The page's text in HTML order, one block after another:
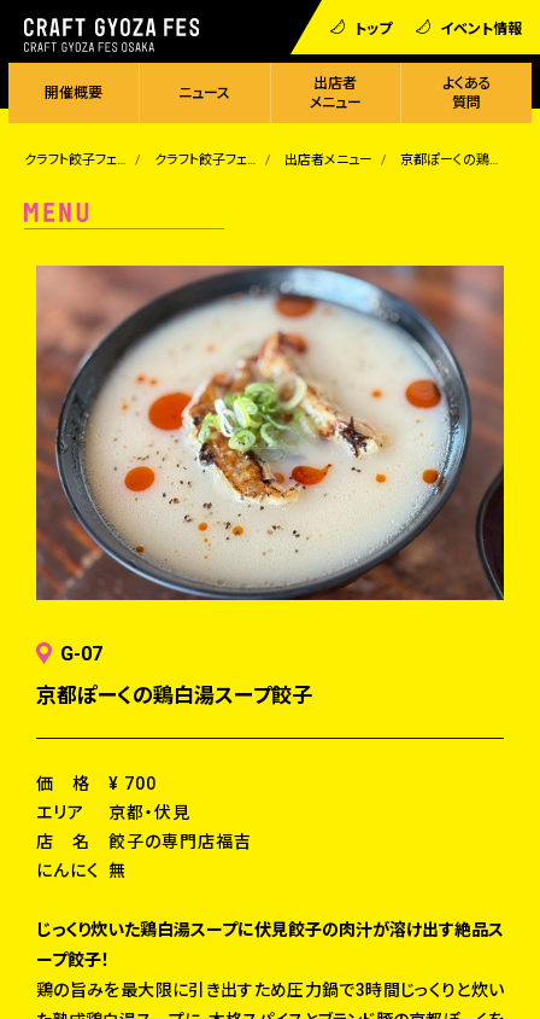
トップ イベント情報
開催概要 ニュース
出店者
メニュー
よくある
質問
クラフト餃子フェス クラフト餃子フェス OSAKA 2025 出店者メニュー 京都ぽーくの鶏白湯スープ餃子
G-07
京都ぽーくの鶏白湯スープ餃子
価 格
¥ 700
エリア
京都・伏見
店 名
餃子の専門店福吉
にんにく
無
じっくり炊いた鶏白湯スープに伏見餃子の肉汁が溶け出す絶品ス
ープ餃子！
鶏の旨みを最大限に引き出すため圧力鍋で3時間じっくりと炊い